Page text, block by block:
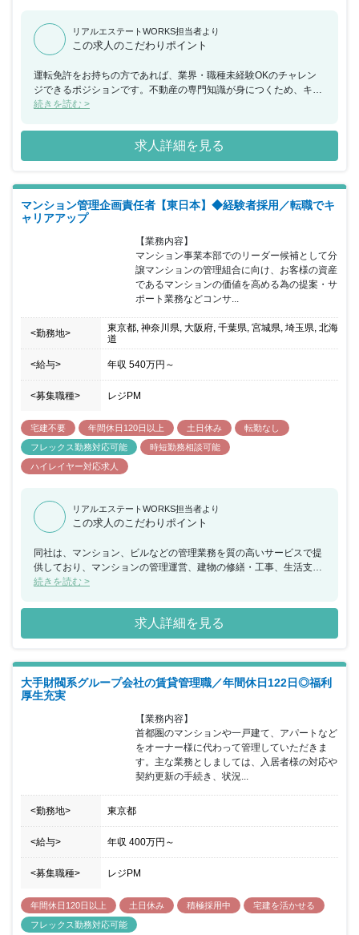
リアルエステートWORKS担当者より
この求人のこだわりポイント
運転免許をお持ちの方であれば、業界・職種未経験OKのチャレン
ジできるポジションです。不動産の専門知識が身につくため、キャ
リアを積めるチャンスがあります。残業時間20時間以下／月や、自
福利厚生でワークライフバランスを重視させたい方が安心できる職
続きを読む >
求人詳細を見る
マンション管理企画責任者【東日本】◆経験者採用／転職でキ
ャリアアップ
【業務内容】
マンション事業本部でのリーダー候補として分
譲マンションの管理組合に向け、お客様の資産
であるマンションの価値を高める為の提案・サ
ポート業務などコンサ...
<勤務地>
東京都, 神奈川県, 大阪府, 千葉県, 宮城県, 埼玉県, 北海
道
<給与> 年収 540万円 ～
<募集職種> レジPM
宅建不要 年間休日120日以上 土日休み
転勤なし
フレックス勤務対応可能
時短勤務相談可能
ハイレイヤー対応求人
リアルエステートWORKS担当者より
この求人のこだわりポイント
同社は、マンション、ビルなどの管理業務を質の高いサービスで提
供しており、マンションの管理運営、建物の修繕・工事、生活支援
サービスなどを通して皆様の暮らしをサポートしています。今回、
の管理組合に向け、コンサルティング営業を行っていただける方を
募集いたします。マンションライフに関する要望・課題を解決し、
より快適で安心な住まいの提供と、お客様の資産であるマンション
（管理組合）との関係を密にし、多様なニーズを汲み取りながら、
一歩先の最良なソリューションを提供していただきます。マンショ
ン管理には、建築・設備、法律、金融、IT、セキュリティ、コミュ
内の関連部門や社外のパートナー企業と連携して、さまざまな、
「工事」・「商品（モノ）」・「情報」・「仕組み」を提供し、お
客様のマンションライフを豊かに、そして資産価値の向上を追求し
ていただきます。お客様の課題は千差万別ですので、業務の性質と
しては、コンサルティング・ソリューション営業の特色を持ちま
す。内容によっては、自社での改修工事提案や、サービス導入提案
なども行っていただくことが可能です。また、分譲マンションの共
用部分は、複数の区分所有者の共同所有となる為、管理組合運営に
あたり「合意形成」が必要となります。お客様の意見を汲み取りな
がら、最適解を模索し、関係者の動きも統括的に管理することが求
められるため、ある種のプロジェクトマネージャー的な役割を果た
ョンを担当し、実務を習得していただきます。その後、1～3年を経
てリーダーとして3～4名のメンバーマネジメントを行っていただき
ます。 ※総合職の為、将来的には会社の中で幅広くご経験を積んで
続きを読む >
求人詳細を見る
大手財閥系グループ会社の賃貸管理職／年間休日122日◎福利
厚生充実
【業務内容】
首都圏のマンションや一戸建て、アパートなど
をオーナー様に代わって管理していただきま
す。主な業務としましては、入居者様の対応や
契約更新の手続き、状況...
<勤務地> 東京都
<給与> 年収 400万円 ～
<募集職種> レジPM
年間休日120日以上 土日休み 積極採用中
宅建を活かせる
フレックス勤務対応可能